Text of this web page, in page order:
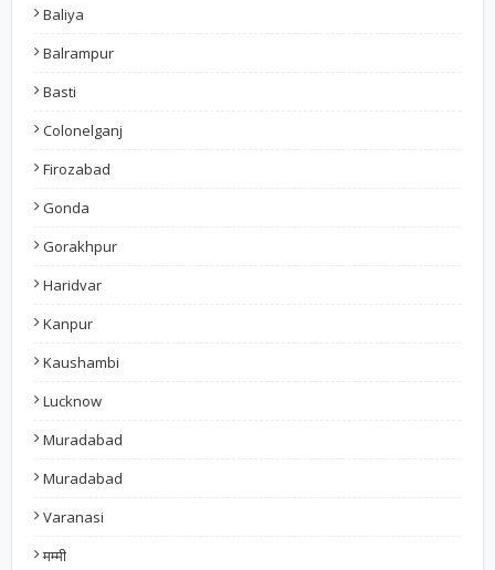
Baliya
Balrampur
Basti
Colonelganj
Firozabad
Gonda
Gorakhpur
Haridvar
Kanpur
Kaushambi
Lucknow
Muradabad
Muradabad
Varanasi
मम्मी